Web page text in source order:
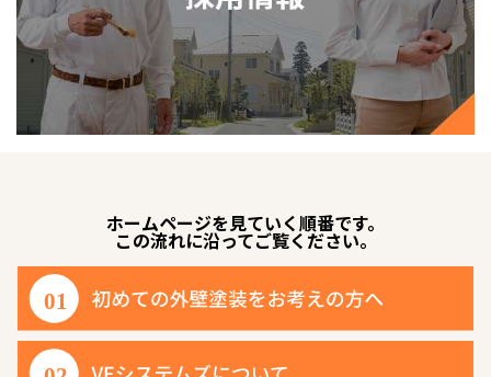
ホームページを見ていく順番です。
この流れに沿ってご覧ください。